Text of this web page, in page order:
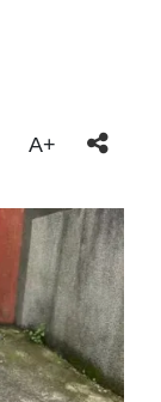
A+